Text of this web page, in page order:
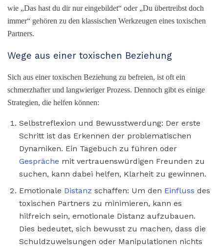
wie „Das hast du dir nur eingebildet“ oder „Du übertreibst doch
immer“ gehören zu den klassischen Werkzeugen eines toxischen
Partners.
Wege aus einer toxischen Beziehung
Sich aus einer toxischen Beziehung zu befreien, ist oft ein
schmerzhafter und langwieriger Prozess. Dennoch gibt es einige
Strategien, die helfen können:
Selbstreflexion und Bewusstwerdung: Der erste
Schritt ist das Erkennen der problematischen
Dynamiken. Ein Tagebuch zu führen oder
Gespräche mit vertrauenswürdigen Freunden zu
suchen, kann dabei helfen, Klarheit zu gewinnen.
Emotionale Distanz schaffen: Um den Einfluss des
toxischen Partners zu minimieren, kann es
hilfreich sein, emotionale Distanz aufzubauen.
Dies bedeutet, sich bewusst zu machen, dass die
Schuldzuweisungen oder Manipulationen nichts